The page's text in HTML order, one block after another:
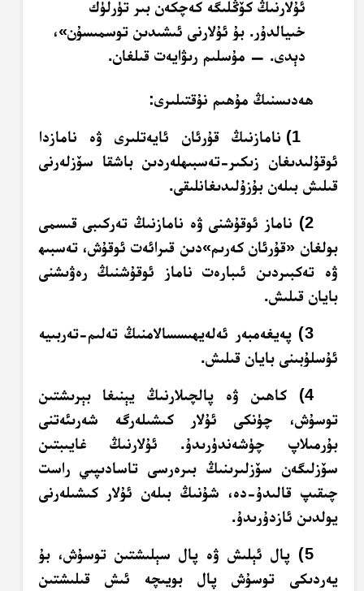
ئۇلارنىڭ كۆڭلىگە كەچكەن بىر تۈرلۈك
خىيالدۇر. بۇ ئۇلارنى ئىشىدىن توسمىسۇن»،
دېدى. — مۇسلىم رىۋايەت قىلغان.
ھەدىسنىڭ مۇھىم نۇقتىلىرى:
1) نامازنىڭ قۇرئان ئايەتلىرى ۋە نامازدا
ئوقۇلىدىغان زىكىر-تەسبىھلەردىن باشقا سۆزلەرنى
قىلىش بىلەن بۇزۇلىدىغانلىقى.
2) ناماز ئوقۇشنى ۋە نامازنىڭ تەركىبى قىسمى
بولغان «قۇرئان كەرىم»دىن قىرائەت ئوقۇش، تەسبىھ
ۋە تەكبىردىن ئىبارەت ناماز ئوقۇشنىڭ رەۋىشنى
بايان قىلىش.
3) پەيغەمبەر ئەلەيھىسسالامنىڭ تەلىم-تەربىيە
ئۇسلۇبىنى بايان قىلىش.
4) كاھىن ۋە پالچىلارنىڭ يېنىغا بېرىشتىن
توسۇش، چۈنكى ئۇلار كىشىلەرگە شەرىئەتنى
بۇرمىلاپ چۈشەندۈرىدۇ. ئۇلارنىڭ غايىبتىن
سۆزلىگەن سۆزلىرىنىڭ بىرەرسى تاسادىپىي راست
چىقىپ قالىدۇ-دە، شۇنىڭ بىلەن ئۇلار كىشىلەرنى
يولدىن ئازدۇرىدۇ.
5) پال ئېلىش ۋە پال سېلىشتىن توسۇش، بۇ
يەردىكى توسۇش پال بويىچە ئىش قىلىشتىن